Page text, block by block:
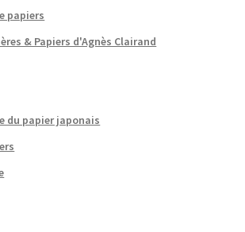
papiers
& Papiers d'Agnès Clairand
du papier japonais